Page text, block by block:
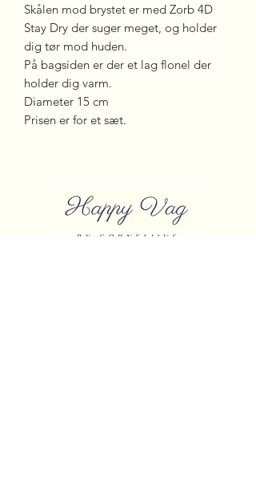
Skålen mod brystet er med Zorb 4D
Stay Dry der suger meget, og holder
dig tør mod huden.
På bagsiden er der et lag flonel der
holder dig varm.
Diameter 15 cm
Prisen er for et sæt.